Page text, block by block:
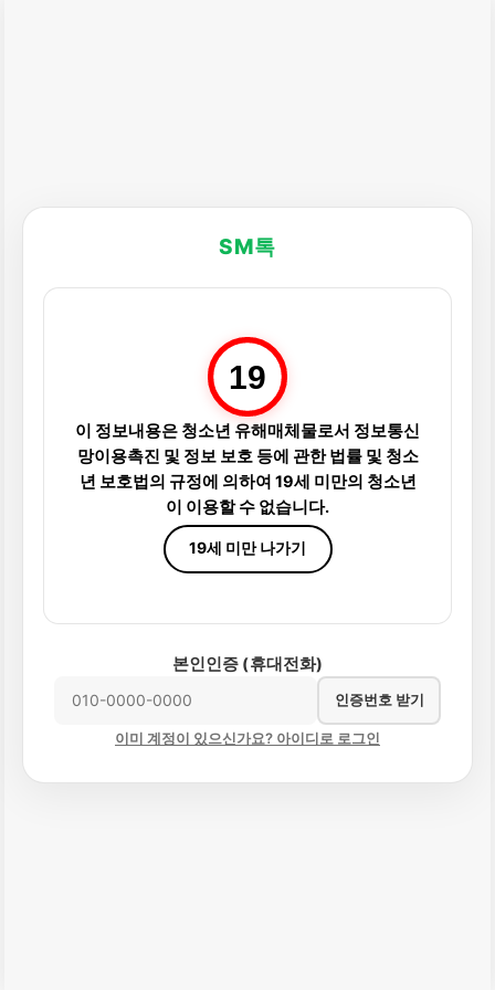
SM톡
19
이 정보내용은 청소년 유해매체물로서 정보통신
망이용촉진 및 정보 보호 등에 관한 법률 및 청소
년 보호법의 규정에 의하여 19세 미만의 청소년
이 이용할 수 없습니다.
19세 미만 나가기
본인인증 (휴대전화)
인증번호 받기
이미 계정이 있으신가요? 아이디로 로그인